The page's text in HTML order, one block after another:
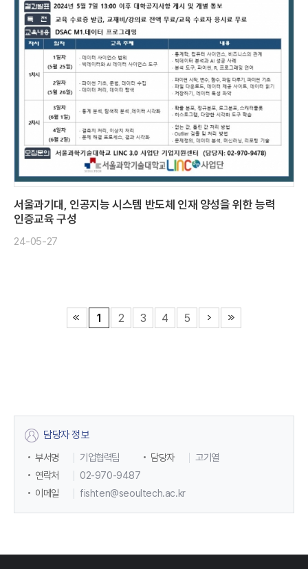
서울과기대, 인공지능 시스템 반도체 인재 양성을 위한 능력
인증교육 구성
24-05-27
1 2 3 4 5
담당자 정보
부서명 기업협력팀 담당자
고기열
연락처
02-970-9487
이메일
fishten@seoultech.ac.kr